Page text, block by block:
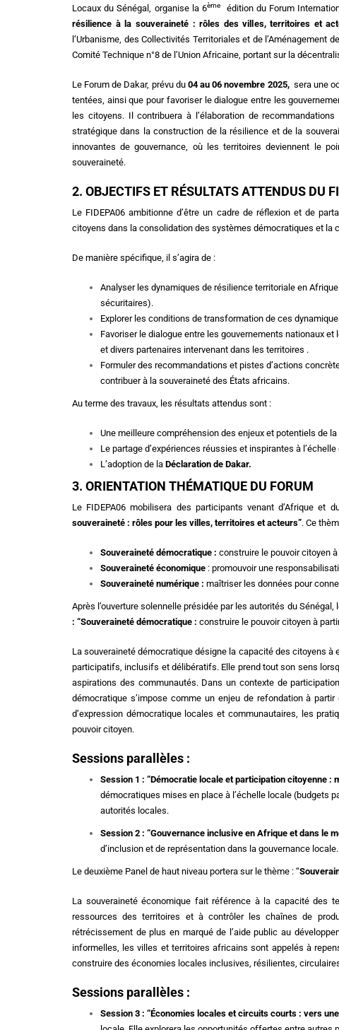
Locaux du Sénégal, organise la 6ème édition du Forum
résilience à la souveraineté : rôles des villes, territoires et
l’Urbanisme, des Collectivités Territoriales et de l’Aménagement
Comité Technique n°8 de l’Union Africaine, portant sur la
Le Forum de Dakar, prévu du 04 au 06 novembre 2025, sera une
tentées, ainsi que pour favoriser le dialogue entre les
les citoyens. Il contribuera à l’élaboration de
stratégique dans la construction de la résilience et de la
innovantes de gouvernance, où les territoires deviennent le
souveraineté.
2. OBJECTIFS ET RÉSULTATS ATTENDUS DU
Le FIDEPA06 ambitionne d’être un cadre de réflexion et de
citoyens dans la consolidation des systèmes démocratiques et la
De manière spécifique, il s’agira de :
Analyser les dynamiques de résilience territoriale en
sécuritaires).
Explorer les conditions de transformation de ces
Favoriser le dialogue entre les gouvernements nationaux
et divers partenaires intervenant dans les territoires .
Formuler des recommandations et pistes d’actions
contribuer à la souveraineté des États africains.
Au terme des travaux, les résultats attendus sont :
Une meilleure compréhension des enjeux et potentiels de la
Le partage d’expériences réussies et inspirantes à
L’adoption de la Déclaration de Dakar.
3. ORIENTATION THÉMATIQUE DU FORUM
Le FIDEPA06 mobilisera des participants venant d’Afrique
souveraineté : rôles pour les villes, territoires et acteurs”. Ce
Souveraineté démocratique : construire le pouvoir citoyen
Souveraineté économique : promouvoir une
Souveraineté numérique : maîtriser les données pour
Après l’ouverture solennelle présidée par les autorités du
: “Souveraineté démocratique : construire le pouvoir citoyen à
La souveraineté démocratique désigne la capacité des citoyens
participatifs, inclusifs et délibératifs. Elle prend tout son sens
aspirations des communautés. Dans un contexte de
démocratique s’impose comme un enjeu de refondation à
d’expression démocratique locales et communautaires, les
pouvoir citoyen.
Sessions parallèles :
Session 1 : “Démocratie locale et participation citoyenne :
démocratiques mises en place à l’échelle locale (budgets
autorités locales.
Session 2 : “Gouvernance inclusive en Afrique et dans le
d’inclusion et de représentation dans la gouvernance locale.
Le deuxième Panel de haut niveau portera sur le thème : “
La souveraineté économique fait référence à la capacité des
ressources des territoires et à contrôler les chaînes de
rétrécissement de plus en marqué de l’aide public au
informelles, les villes et territoires africains sont appelés à
construire des économies locales inclusives, résilientes,
Sessions parallèles :
Session 3 : “Économies locales et circuits courts : vers